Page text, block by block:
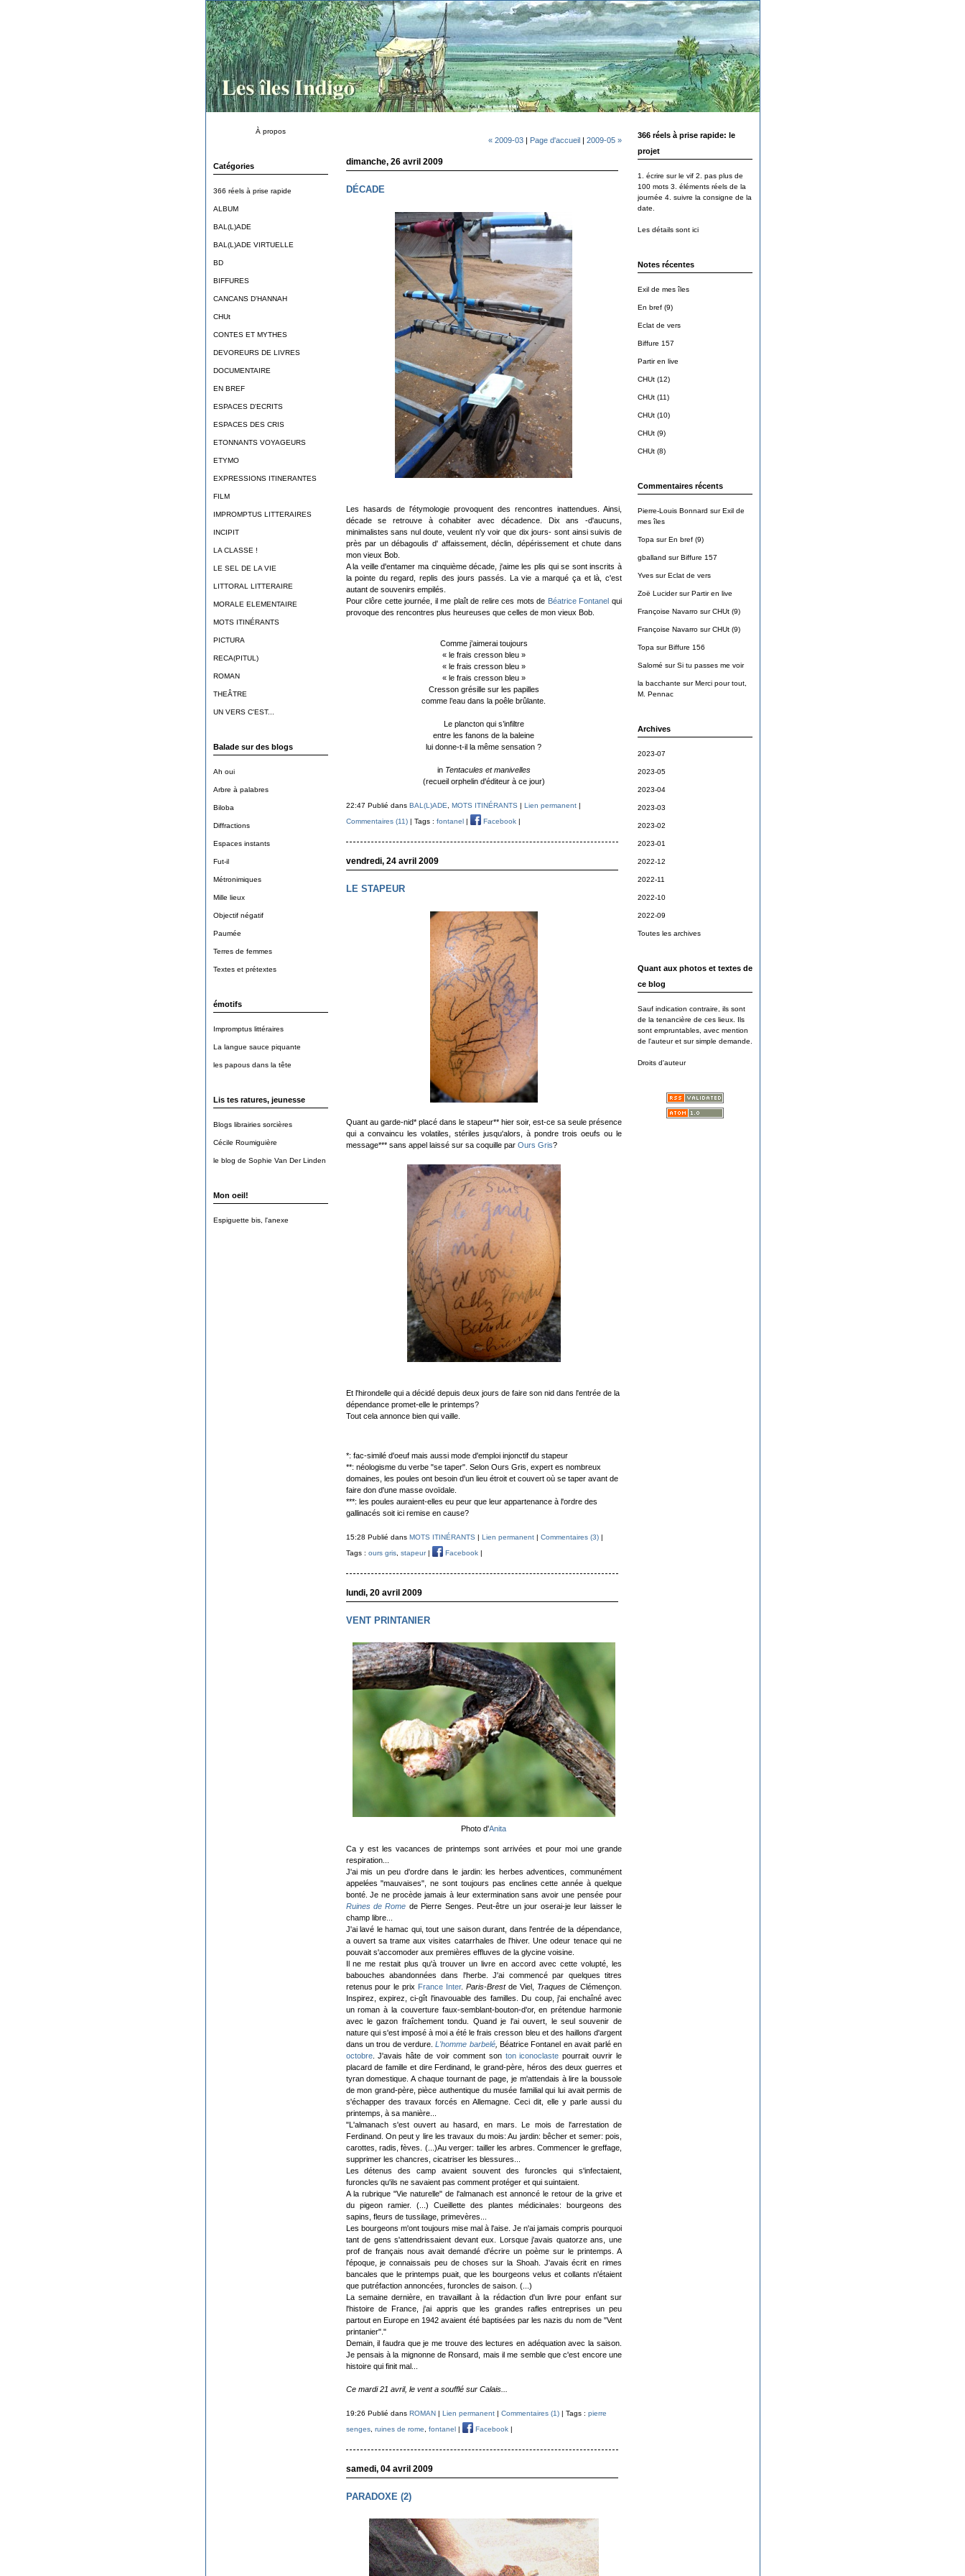
À propos
Catégories
366 réels à prise rapide
ALBUM
BAL(L)ADE
BAL(L)ADE VIRTUELLE
BD
BIFFURES
CANCANS D'HANNAH
CHUt
CONTES ET MYTHES
DEVOREURS DE LIVRES
DOCUMENTAIRE
EN BREF
ESPACES D'ECRITS
ESPACES DES CRIS
ETONNANTS VOYAGEURS
ETYMO
EXPRESSIONS ITINERANTES
FILM
IMPROMPTUS LITTERAIRES
INCIPIT
LA CLASSE !
LE SEL DE LA VIE
LITTORAL LITTERAIRE
MORALE ELEMENTAIRE
MOTS ITINÉRANTS
PICTURA
RECA(PITUL)
ROMAN
THEÂTRE
UN VERS C'EST...
Balade sur des blogs
Ah oui
Arbre à palabres
Biloba
Diffractions
Espaces instants
Fut-il
Métronimiques
Mille lieux
Objectif négatif
Paumée
Terres de femmes
Textes et prétextes
émotifs
Impromptus littéraires
La langue sauce piquante
les papous dans la tête
Lis tes ratures, jeunesse
Blogs librairies sorcières
Cécile Roumiguière
le blog de Sophie Van Der Linden
Mon oeil!
Espiguette bis, l'anexe
366 réels à prise rapide: le
projet
1. écrire sur le vif 2. pas plus de
100 mots 3. éléments réels de la
journée 4. suivre la consigne de la
date.
Les détails sont ici
Notes récentes
Exil de mes îles
En bref (9)
Eclat de vers
Biffure 157
Partir en live
CHUt (12)
CHUt (11)
CHUt (10)
CHUt (9)
CHUt (8)
Commentaires récents
Pierre-Louis Bonnard surExil de
mes îles
Topa surEn bref (9)
gballand surBiffure 157
YvessurEclat de vers
Zoë LucidersurPartir en live
Françoise NavarrosurCHUt (9)
Françoise NavarrosurCHUt (9)
Topa surBiffure 156
Salomé surSi tu passes me voir
la bacchante surMerci pour tout,
M. Pennac
Archives
2023-07
2023-05
2023-04
2023-03
2023-02
2023-01
2022-12
2022-11
2022-10
2022-09
Toutes les archives
Quant aux photos et textes de
ce blog
Sauf indication contraire, ils sont
de la tenancière de ces lieux. Ils
sont empruntables, avec mention
de l'auteur et sur simple demande.
Droits d'auteur
« 2009-03| Page d'accueil| 2009-05 »
dimanche, 26 avril 2009
DÉCADE
Les hasards de l'étymologie provoquent des rencontres inattendues. Ainsi,
décade se retrouve à cohabiter avec décadence. Dix ans -d'aucuns,
minimalistes sans nul doute, veulent n'y voir que dix jours- sont ainsi suivis de
près par un débagoulis d' affaissement, déclin, dépérissement et chute dans
mon vieux Bob.
A la veille d'entamer ma cinquième décade, j'aime les plis qui se sont inscrits à
la pointe du regard, replis des jours passés. La vie a marqué ça et là, c'est
autant de souvenirs empilés.
Pour clôre cette journée, il me plaît de relire ces mots de Béatrice Fontanel qui
provoque des rencontres plus heureuses que celles de mon vieux Bob.
Comme j’aimerai toujours
« le frais cresson bleu »
« le frais cresson bleu »
« le frais cresson bleu »
Cresson grésille sur les papilles
comme l’eau dans la poêle brûlante.
Le plancton qui s’infiltre
entre les fanons de la baleine
lui donne-t-il la même sensation ?
in Tentacules et manivelles
(recueil orphelin d'éditeur à ce jour)
22:47 Publié dans BAL(L)ADE, MOTS ITINÉRANTS Lien permanent|
Commentaires (11)| Tags : fontanel Facebook|
vendredi, 24 avril 2009
LE STAPEUR
Quant au garde-nid* placé dans le stapeur** hier soir, est-ce sa seule présence
qui a convaincu les volatiles, stériles jusqu'alors, à pondre trois oeufs ou le
message*** sans appel laissé sur sa coquille par Ours Gris?
Et l'hirondelle qui a décidé depuis deux jours de faire son nid dans l'entrée de la
dépendance promet-elle le printemps?
Tout cela annonce bien qui vaille.
*: fac-similé d'oeuf mais aussi mode d'emploi injonctif du stapeur
**: néologisme du verbe "se taper". Selon Ours Gris, expert es nombreux
domaines, les poules ont besoin d'un lieu étroit et couvert où se taper avant de
faire don d'une masse ovoïdale.
***: les poules auraient-elles eu peur que leur appartenance à l'ordre des
gallinacés soit ici remise en cause?
15:28 Publié dans MOTS ITINÉRANTS | Lien permanent| Commentaires (3)|
Tags : ours gris, stapeur| Facebook|
lundi, 20 avril 2009
VENT PRINTANIER
Photo d'Anita
Ca y est les vacances de printemps sont arrivées et pour moi une grande
respiration...
J'ai mis un peu d'ordre dans le jardin: les herbes adventices, communément
appelées "mauvaises", ne sont toujours pas enclines cette année à quelque
bonté. Je ne procède jamais à leur extermination sans avoir une pensée pour
Ruines de Rome de Pierre Senges. Peut-être un jour oserai-je leur laisser le
champ libre...
J'ai lavé le hamac qui, tout une saison durant, dans l'entrée de la dépendance,
a ouvert sa trame aux visites catarrhales de l'hiver. Une odeur tenace qui ne
pouvait s'accomoder aux premières effluves de la glycine voisine.
Il ne me restait plus qu'à trouver un livre en accord avec cette volupté, les
babouches abandonnées dans l'herbe. J'ai commencé par quelques titres
retenus pour le prix France Inter.Paris-Brestde Viel, Traques de Clémençon.
Inspirez, expirez, ci-gît l'inavouable des familles. Du coup, j'ai enchaîné avec
un roman à la couverture faux-semblant-bouton-d'or, en prétendue harmonie
avec le gazon fraîchement tondu. Quand je l'ai ouvert, le seul souvenir de
nature qui s'est imposé à moi a été le frais cresson bleu et des haillons d'argent
dans un trou de verdure.L'homme barbelé, Béatrice Fontanel en avait parlé en
octobre. J'avais hâte de voir comment son ton iconoclaste pourrait ouvrir le
placard de famille et dire Ferdinand, le grand-père, héros des deux guerres et
tyran domestique. A chaque tournant de page, je m'attendais à lire la boussole
de mon grand-père, pièce authentique du musée familial qui lui avait permis de
s'échapper des travaux forcés en Allemagne. Ceci dit, elle y parle aussi du
printemps, à sa manière...
"L'almanach s'est ouvert au hasard, en mars. Le mois de l'arrestation de
Ferdinand. On peut y lire les travaux du mois: Au jardin: bêcher et semer: pois,
carottes, radis, fèves. (...)Au verger: tailler les arbres. Commencer le greffage,
supprimer les chancres, cicatriser les blessures...
Les détenus des camp avaient souvent des furoncles qui s'infectaient,
furoncles qu'ils ne savaient pas comment protéger et qui suintaient.
A la rubrique "Vie naturelle" de l'almanach est annoncé le retour de la grive et
du pigeon ramier. (...) Cueillette des plantes médicinales: bourgeons des
sapins, fleurs de tussilage, primevères...
Les bourgeons m'ont toujours mise mal à l'aise. Je n'ai jamais compris pourquoi
tant de gens s'attendrissaient devant eux. Lorsque j'avais quatorze ans, une
prof de français nous avait demandé d'écrire un poème sur le printemps. A
l'époque, je connaissais peu de choses sur la Shoah. J'avais écrit en rimes
bancales que le printemps puait, que les bourgeons velus et collants n'étaient
que putréfaction annoncées, furoncles de saison. (...)
La semaine dernière, en travaillant à la rédaction d'un livre pour enfant sur
l'histoire de France, j'ai appris que les grandes rafles entreprises un peu
partout en Europe en 1942 avaient été baptisées par les nazis du nom de "Vent
printanier"."
Demain, il faudra que je me trouve des lectures en adéquation avec la saison.
Je pensais à la mignonne de Ronsard, mais il me semble que c'est encore une
histoire qui finit mal...
Ce mardi 21 avril, le vent a soufflé sur Calais...
19:26 Publié dans ROMAN| Lien permanent| Commentaires (1)| Tags : pierre
senges, ruines de rome fontanel| Facebook|
samedi, 04 avril 2009
PARADOXE (2)